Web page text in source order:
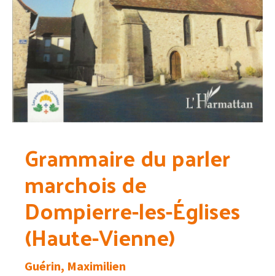
Grammaire du parler
marchois de
Dompierre-les-Églises
(Haute-Vienne)
Guérin, Maximilien